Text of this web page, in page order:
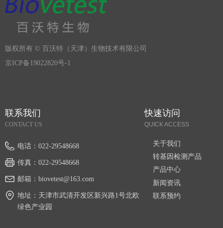
电话： 022-29548668
传真： 022-29548668
邮箱： biovetest@163.com
地址： 天津市武清开发区新兴路1号北欧
绿色产业园
联系我们
CONTACT US
关于我们
转基因检测产品
产品中心
新闻资讯
联系预约
快速访问
QUICK ACCESS
版权所有 © 百沃特（天津）生物技术有限公司
京ICP备19022820号-1